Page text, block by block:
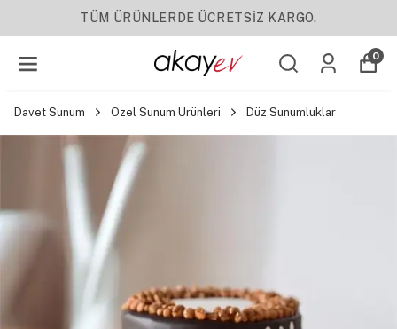
YENI SEZON ÜRÜNLER
0
Davet Sunum Özel Sunum Ürünleri Düz Sunumluklar